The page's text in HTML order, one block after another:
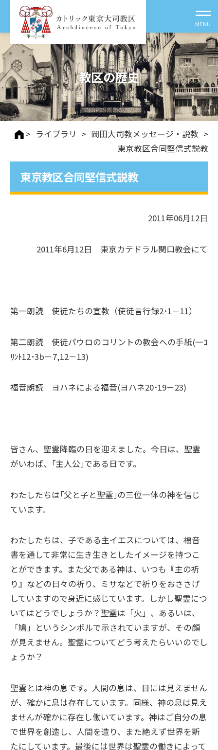
教区の歴史
> ライブラリ > 岡田大司教メッセージ・説教 >
東京教区合同堅信式説教
東京教区合同堅信式説教
2011年06月12日
2011年6月12日 東京カテドラル関口教会にて
第一朗読 使徒たちの宣教（使徒言行録2･1－11）
第二朗読 使徒パウロのコリントの教会への手紙(一ｺ
ﾘﾝﾄ12･3b－7,12－13)
福音朗読 ヨハネによる福音(ヨハネ20･19－23)
皆さん、聖霊降臨の日を迎えました。今日は、聖霊
がいわば、｢主人公｣である日です。
わたしたちは｢父と子と聖霊｣の三位一体の神を信じ
ています。
わたしたちは、子である主イエスについては、福音
書を通して非常に生き生きとしたイメージを持つこ
とができます。また父である神は、いつも『主の祈
り』などの日々の祈り、ミサなどで祈りをおささげ
していますので身近に感じています。しかし聖霊につ
いてはどうでしょうか？聖霊は「火」、あるいは、
「鳩」というシンボルで示されていますが、その顔
が見えません。聖霊についてどう考えたらいいのでし
ょうか？
聖霊とは神の息です。人間の息は、目には見えません
が、確かに息は存在しています。同様、神の息は見え
ませんが確かに存在し働いています。神はご自分の息
で世界を創造し、人間を造り、また絶えず世界を新
たにしています。最後には世界は聖霊の働きによって